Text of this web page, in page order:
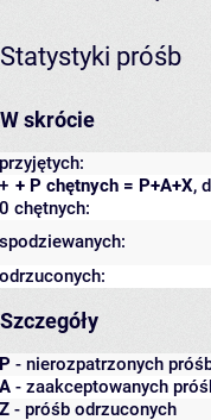
Statystyki próśb
W skrócie
przyjętych:
+ P chętnych = P+A+X,
+
0 chętnych:
spodziewanych:
odrzuconych:
Szczegóły
P - nierozpatrzonych
A - zaakceptowanych
Z - próśb odrzuconych